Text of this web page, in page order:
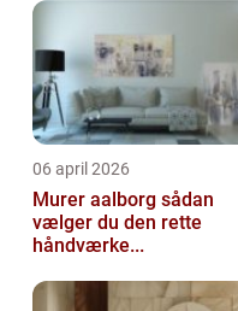
06 april 2026
Murer aalborg sådan
vælger du den rette
håndværke...